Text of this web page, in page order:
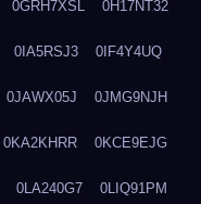
0GRH7XSL 0H17NT32
0IA5RSJ3 0IF4Y4UQ
0JAWX05J 0JMG9NJH
0KA2KHRR 0KCE9EJG
0LA240G7 0LIQ91PM